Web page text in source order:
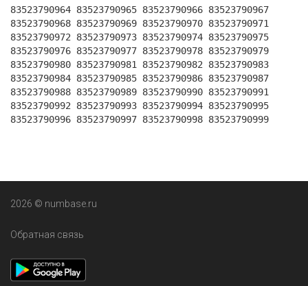
83523790964 83523790965 83523790966 83523790967
83523790968 83523790969 83523790970 83523790971
83523790972 83523790973 83523790974 83523790975
83523790976 83523790977 83523790978 83523790979
83523790980 83523790981 83523790982 83523790983
83523790984 83523790985 83523790986 83523790987
83523790988 83523790989 83523790990 83523790991
83523790992 83523790993 83523790994 83523790995
83523790996 83523790997 83523790998 83523790999
2026 © numbase.ru
Обратная связь